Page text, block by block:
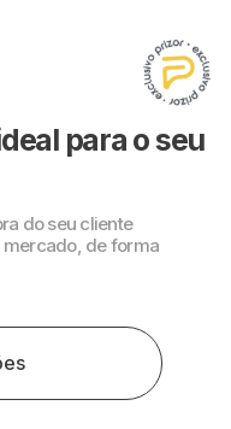
para o seu
do seu cliente
de forma